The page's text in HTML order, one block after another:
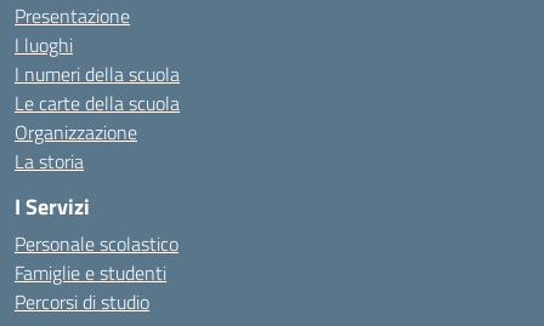
Presentazione
I luoghi
I numeri della scuola
Le carte della scuola
Organizzazione
La storia
I Servizi
Personale scolastico
Famiglie e studenti
Percorsi di studio